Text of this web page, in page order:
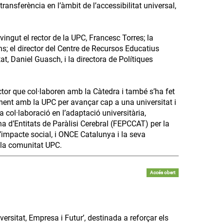
en l’àmbit de l’accessibilitat universal,
el rector de la UPC, Francesc Torres; la
el director del Centre de Recursos Educatius
Daniel Guasch, i la directora de Polítiques
que col·laboren amb la Càtedra i també s’ha fet
amb la UPC per avançar cap a una universitat i
col·laboració en l’adaptació universitària,
de Paràlisi Cerebral (FEPCCAT) per la
social, i ONCE Catalunya i la seva
comunitat UPC.
Accés obert
Empresa i Futur’, destinada a reforçar els